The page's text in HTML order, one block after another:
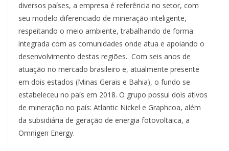
diversos países, a empresa é referência no setor, com
seu modelo diferenciado de mineração inteligente,
respeitando o meio ambiente, trabalhando de forma
integrada com as comunidades onde atua e apoiando o
desenvolvimento destas regiões. Com seis anos de
atuação no mercado brasileiro e, atualmente presente
em dois estados (Minas Gerais e Bahia), o fundo se
estabeleceu no país em 2018. O grupo possui dois ativos
de mineração no país: Atlantic Nickel e Graphcoa, além
da subsidiária de geração de energia fotovoltaica, a
Omnigen Energy.